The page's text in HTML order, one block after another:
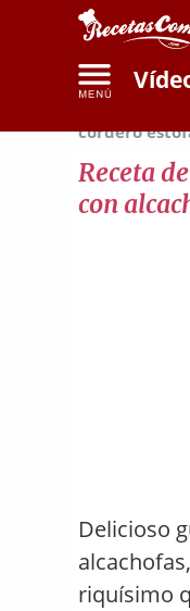
cordero
Receta
con
Delicioso
riquísimo